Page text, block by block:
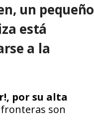
un pequeño
está
a la
por su alta
son